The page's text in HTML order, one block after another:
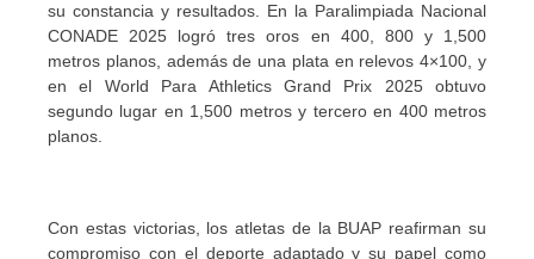
su constancia y resultados. En la Paralimpiada Nacional
CONADE 2025 logró tres oros en 400, 800 y 1,500
metros planos, además de una plata en relevos 4×100, y
en el World Para Athletics Grand Prix 2025 obtuvo
segundo lugar en 1,500 metros y tercero en 400 metros
planos.
Con estas victorias, los atletas de la BUAP reafirman su
compromiso con el deporte adaptado y su papel como